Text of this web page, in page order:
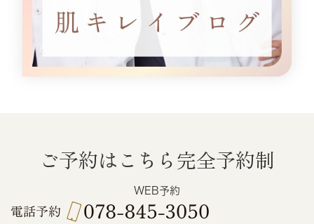
ご予約はこちら 完全予約制
WEB予約